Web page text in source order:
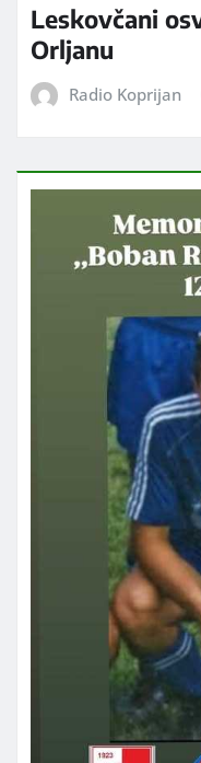
Leskovčani
Orljanu
Radio Koprijan